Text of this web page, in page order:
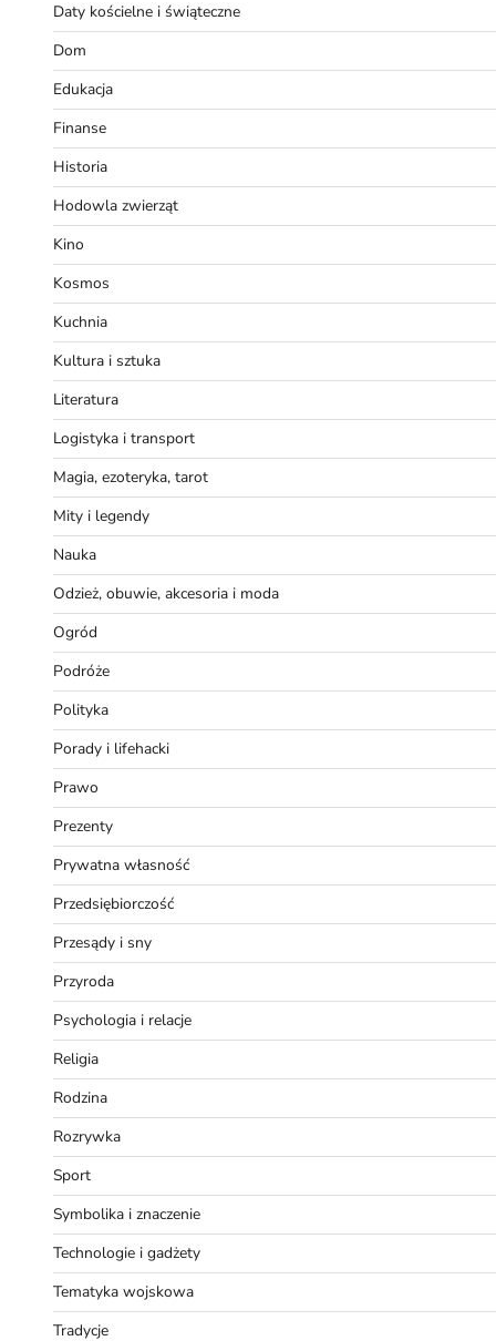
Daty kościelne i świąteczne
Dom
Edukacja
Finanse
Historia
Hodowla zwierząt
Kino
Kosmos
Kuchnia
Kultura i sztuka
Literatura
Logistyka i transport
Magia, ezoteryka, tarot
Mity i legendy
Nauka
Odzież, obuwie, akcesoria i moda
Ogród
Podróże
Polityka
Porady i lifehacki
Prawo
Prezenty
Prywatna własność
Przedsiębiorczość
Przesądy i sny
Przyroda
Psychologia i relacje
Religia
Rodzina
Rozrywka
Sport
Symbolika i znaczenie
Technologie i gadżety
Tematyka wojskowa
Tradycje